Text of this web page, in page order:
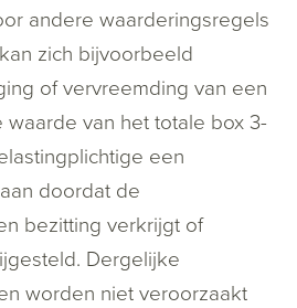
andere waarderingsregels
zich bijvoorbeeld
of vervreemding van een
van het totale box 3-
een
doordat de
bezitting verkrijgt of
Dergelijke
worden niet veroorzaakt